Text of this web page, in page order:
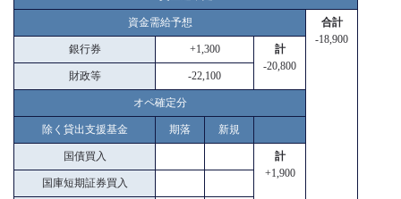
資金需給予想
合計
-18,900
銀行券 +1,300
計
-20,800
財政等 -22,100
オペ確定分
除く貸出支援基金 期落 新規
国債買入
計
+1,900
国庫短期証券買入